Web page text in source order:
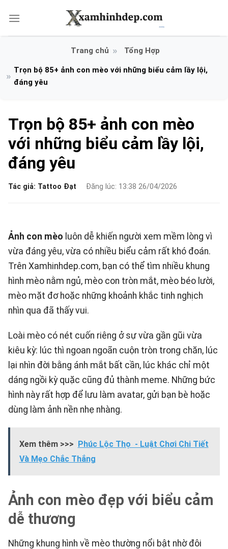
qua
Tổng Hợp
Trọn bộ 85+ ảnh con mèo với những biểu cảm lầy lội,
đáng yêu
Trọn bộ 85+ ảnh con mèo
với những biểu cảm lầy lội,
đáng yêu
Tác giả: Tattoo Đạt Đăng lúc: 13:38 26/04/2026
Ảnh con mèo luôn dễ khiến người xem mềm lòng vì
vừa đáng yêu, vừa có nhiều biểu cảm rất khó đoán.
Trên Xamhinhdep.com, bạn có thể tìm nhiều khung
hình mèo nằm ngủ, mèo con tròn mắt, mèo béo lười,
mèo mặt đơ hoặc những khoảnh khắc tinh nghịch
nhìn qua đã thấy vui.
Loài mèo có nét cuốn riêng ở sự vừa gần gũi vừa
kiêu kỳ: lúc thì ngoan ngoãn cuộn tròn trong chăn, lúc
lại nhìn đời bằng ánh mắt bất cần, lúc khác chỉ một
dáng ngồi kỳ quặc cũng đủ thành meme. Những bức
hình này rất hợp để lưu làm avatar, gửi bạn bè hoặc
dùng làm ảnh nền nhẹ nhàng.
Xem thêm >>> Phúc Lộc Thọ - Luật Chơi Chi Tiết
Và Mẹo Chắc Thắng
Ảnh con mèo đẹp với biểu cảm
dễ thương
Những khung hình về mèo thường nổi bật nhờ đôi